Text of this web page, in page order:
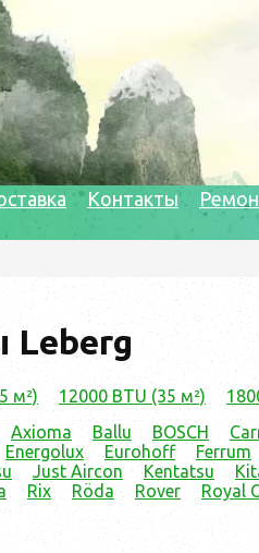
Контакты
Leberg
м²) 12000 BTU (35 м²)
Axioma Ballu BOSCH
Energolux Eurohoff Ferrum
Just Aircon Kentatsu
Rix Röda Rover Royal